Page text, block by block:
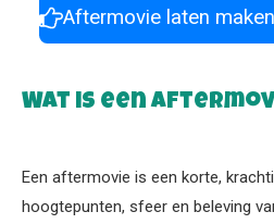
Aftermovie laten
Wat is een
Een aftermovie is een korte,
hoogtepunten, sfeer en beleving